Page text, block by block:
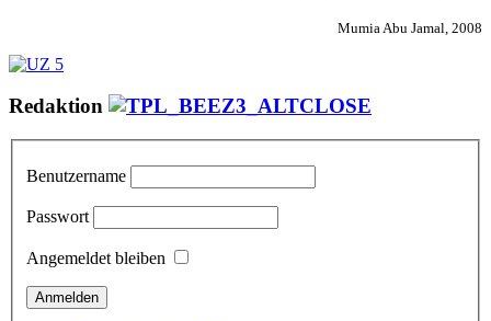
Mumia Abu Jamal, 2008
Redaktion
Benutzername
Passwort
Angemeldet bleiben